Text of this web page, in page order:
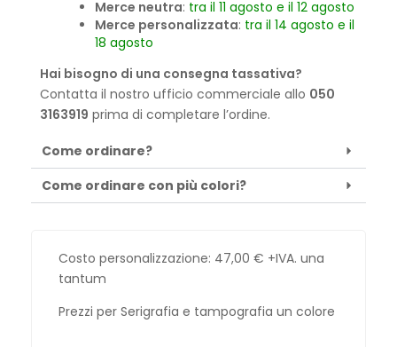
Merce neutra: tra il 11 agosto e il 12 agosto
Merce personalizzata: tra il 14 agosto e il
18 agosto
Hai bisogno di una consegna tassativa?
Contatta il nostro ufficio commerciale allo 050
3163919 prima di completare l’ordine.
Come ordinare?
Come ordinare con più colori?
Costo personalizzazione: 47,00 € +IVA. una
tantum
Prezzi per Serigrafia e tampografia un colore